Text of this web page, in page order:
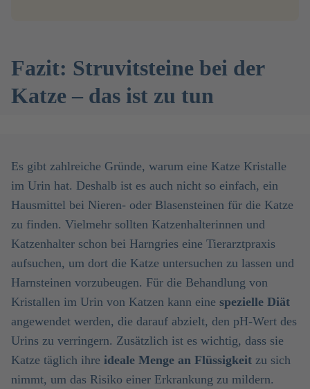
Fazit: Struvitsteine bei der
Katze – das ist zu tun
Es gibt zahlreiche Gründe, warum eine Katze Kristalle
im Urin hat. Deshalb ist es auch nicht so einfach, ein
Hausmittel bei Nieren- oder Blasensteinen für die Katze
zu finden. Vielmehr sollten Katzenhalterinnen und
Katzenhalter schon bei Harngries eine Tierarztpraxis
aufsuchen, um dort die Katze untersuchen zu lassen und
Harnsteinen vorzubeugen. Für die Behandlung von
Kristallen im Urin von Katzen kann eine spezielle Diät
angewendet werden, die darauf abzielt, den pH-Wert des
Urins zu verringern. Zusätzlich ist es wichtig, dass sie
Katze täglich ihre ideale Menge an Flüssigkeit zu sich
nimmt, um das Risiko einer Erkrankung zu mildern.